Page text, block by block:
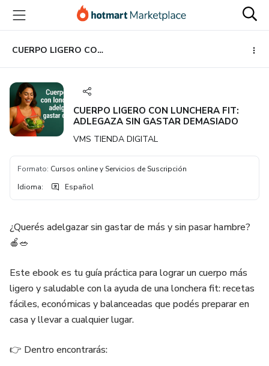
principal
página
de
página
CUERPO LIGERO CON LUNCHERA FIT: ADLEGAZA SIN GASTAR DEMASIADO
CUERPO LIGERO CON LUNCHERA FIT:
ADLEGAZA SIN GASTAR DEMASIADO
VMS TIENDA DIGITAL
Formato: Cursos online y Servicios de Suscripción
Idioma: Español
¿Querés adelgazar sin gastar de más y sin pasar hambre?
🍎🥗
Este ebook es tu guía práctica para lograr un cuerpo más
ligero y saludable con la ayuda de una lonchera fit: recetas
fáciles, económicas y balanceadas que podés preparar en
casa y llevar a cualquier lugar.
👉 Dentro encontrarás: